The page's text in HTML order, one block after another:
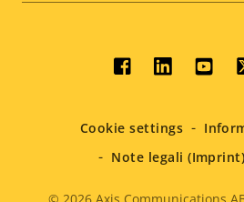
Social
menu
Cookie settings
Note legali (Imprint)